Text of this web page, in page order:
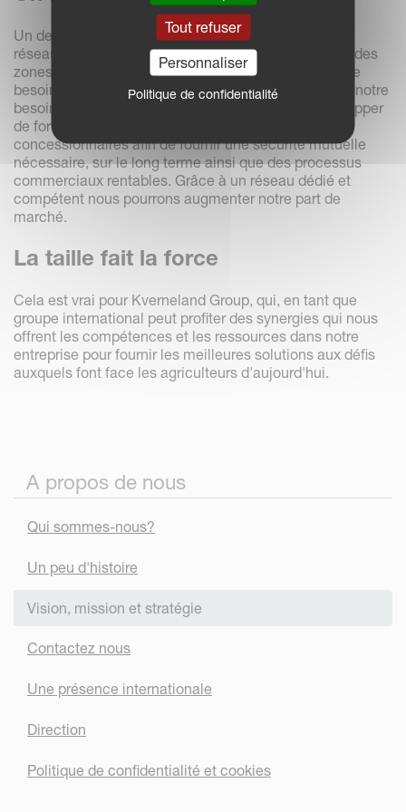
Un des éléments centraux de notre stratégie est un
réseau de concessionnaires puissants. La proximité des
zones agricoles, la garantie de service en saison et le
besoin de machines de deuxième main, préserveNT notre
besoin d'un réseau puissant. Notre but est de développer
de fortes relations professionnelles avec nos
concessionnaires afin de fournir une sécurité mutuelle
nécessaire, sur le long terme ainsi que des processus
commerciaux rentables. Grâce à un réseau dédié et
compétent nous pourrons augmenter notre part de
marché.
La taille fait la force
Cela est vrai pour Kverneland Group, qui, en tant que
groupe international peut profiter des synergies qui nous
offrent les compétences et les ressources dans notre
entreprise pour fournir les meilleures solutions aux défis
auxquels font face les agriculteurs d'aujourd'hui.
A propos de nous
Qui sommes-nous?
Un peu d'histoire
Vision, mission et stratégie
Contactez nous
Une présence internationale
Direction
Politique de confidentialité et cookies
Tout refuser
Personnaliser
Politique de confidentialité